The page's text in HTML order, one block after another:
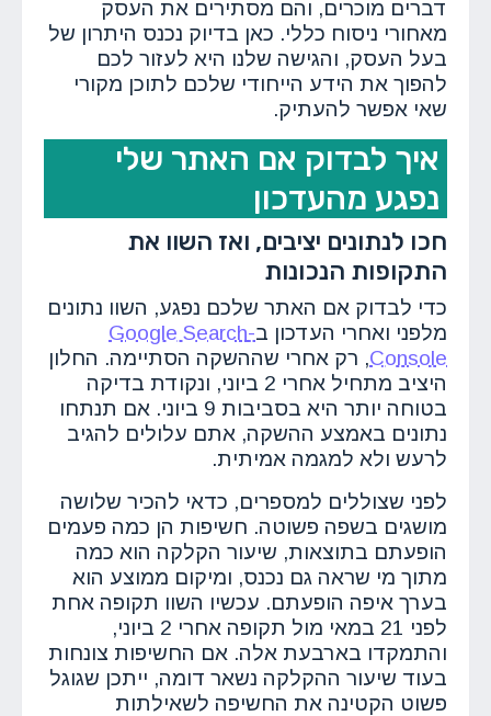
דברים מוכרים, והם מסתירים את העסק
מאחורי ניסוח כללי. כאן בדיוק נכנס היתרון של
בעל העסק, והגישה שלנו היא לעזור לכם
להפוך את הידע הייחודי שלכם לתוכן מקורי
שאי אפשר להעתיק.
איך לבדוק אם האתר שלי
נפגע מהעדכון
חכו לנתונים יציבים, ואז השוו את
התקופות הנכונות
כדי לבדוק אם האתר שלכם נפגע, השוו נתונים
מלפני ואחרי העדכון ב -Google Search
Console, רק אחרי שההשקה הסתיימה. החלון
היציב מתחיל אחרי 2 ביוני, ונקודת בדיקה
בטוחה יותר היא בסביבות 9 ביוני. אם תנתחו
נתונים באמצע ההשקה, אתם עלולים להגיב
לרעש ולא למגמה אמיתית.
לפני שצוללים למספרים, כדאי להכיר שלושה
מושגים בשפה פשוטה. חשיפות הן כמה פעמים
הופעתם בתוצאות, שיעור הקלקה הוא כמה
מתוך מי שראה גם נכנס, ומיקום ממוצע הוא
בערך איפה הופעתם. עכשיו השוו תקופה אחת
לפני 21 במאי מול תקופה אחרי 2 ביוני,
והתמקדו בארבעת אלה. אם החשיפות צונחות
בעוד שיעור ההקלקה נשאר דומה, ייתכן שגוגל
פשוט הקטינה את החשיפה לשאילתות